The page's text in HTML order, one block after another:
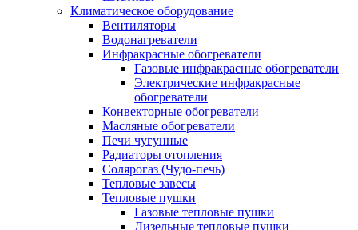
Климатическое оборудование
Вентиляторы
Водонагреватели
Инфракрасные обогреватели
Газовые инфракрасные обогреватели
Электрические инфракрасные
обогреватели
Конвекторные обогреватели
Масляные обогреватели
Печи чугунные
Радиаторы отопления
Солярогаз (Чудо-печь)
Тепловые завесы
Тепловые пушки
Газовые тепловые пушки
Дизельные тепловые пушки